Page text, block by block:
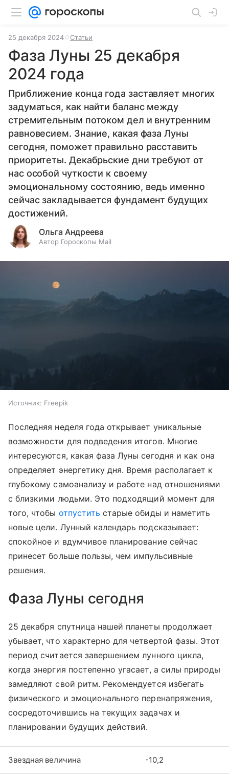
25 декабря 2024 Статьи
Фаза Луны 25 декабря
2024 года
Приближение конца года заставляет многих
задуматься, как найти баланс между
стремительным потоком дел и внутренним
равновесием. Знание, какая фаза Луны
сегодня, поможет правильно расставить
приоритеты. Декабрьские дни требуют от
нас особой чуткости к своему
эмоциональному состоянию, ведь именно
сейчас закладывается фундамент будущих
достижений.
Ольга Андреева
Автор Гороскопы Mail
Источник: Freepik
Последняя неделя года открывает уникальные
возможности для подведения итогов. Многие
интересуются, какая фаза Луны сегодня и как она
определяет энергетику дня. Время располагает к
глубокому самоанализу и работе над отношениями
с близкими людьми. Это подходящий момент для
того, чтобы отпустить старые обиды и наметить
новые цели. Лунный календарь подсказывает:
спокойное и вдумчивое планирование сейчас
принесет больше пользы, чем импульсивные
решения.
Фаза Луны сегодня
25 декабря спутница нашей планеты продолжает
убывает, что характерно для четвертой фазы. Этот
период считается завершением лунного цикла,
когда энергия постепенно угасает, а силы природы
замедляют свой ритм. Рекомендуется избегать
физического и эмоционального перенапряжения,
сосредоточившись на текущих задачах и
планировании будущих действий.
Звездная величина -10,2